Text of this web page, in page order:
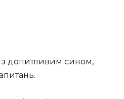
з допитливим сином,